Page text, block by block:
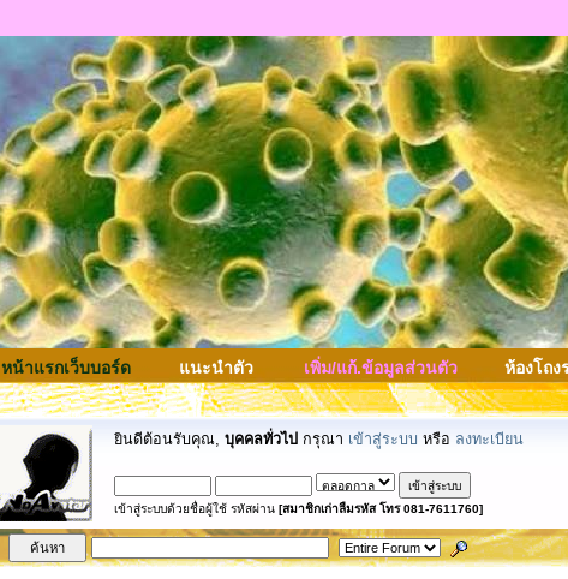
หน้าแรกเว็บบอร์ด แนะนำตัว เพิ่ม/แก้.ข้อมูลส่วนตัว ห้องโถง
ยินดีต้อนรับคุณ, บุคคลทั่วไป กรุณา เข้าสู่ระบบ หรือ ลงทะเบียน
เข้าสู่ระบบด้วยชื่อผู้ใช้ รหัสผ่าน [สมาชิกเก่าลืมรหัส โทร 081-7611760]